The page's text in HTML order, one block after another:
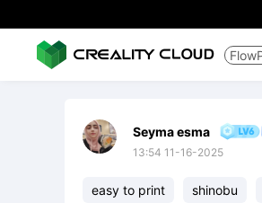
Seyma esma
13:54 11-16-2025
easy to print shinobu